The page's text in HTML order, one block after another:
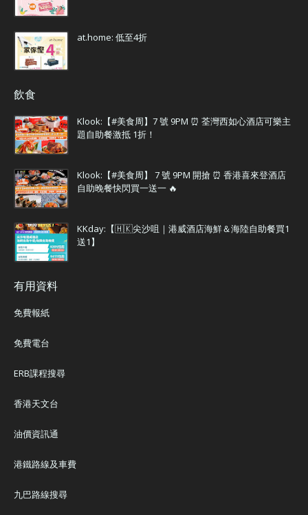
at.home: 低至4折
飲食
Klook:【#美食周】7 號 9PM ⏰ 荃灣西如心酒店可樂主
題自助餐激抵 1折！
Klook:【#美食周】 7 號 9PM 開搶 ⏰ 香港喜來登酒店
自助晚餐快閃買一送一 🔥
KKday:【🇭🇰尖沙咀｜港威酒店海鮮＆海陸自助餐買1
送1】
有用資料
免費報紙
免費電台
ERB課程搜尋
香港天文台
油價資訊通
港鐵路線及車費
九巴路線搜尋